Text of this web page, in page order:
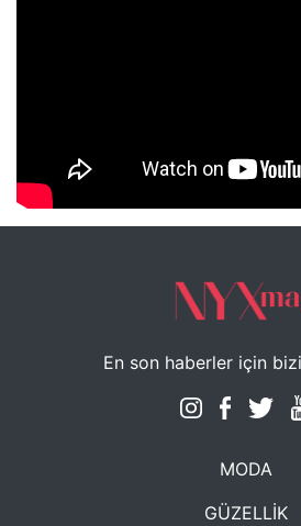
NYXmag 2. Yaş Kutlama
En son haberler için
MODA
GÜZELLİK